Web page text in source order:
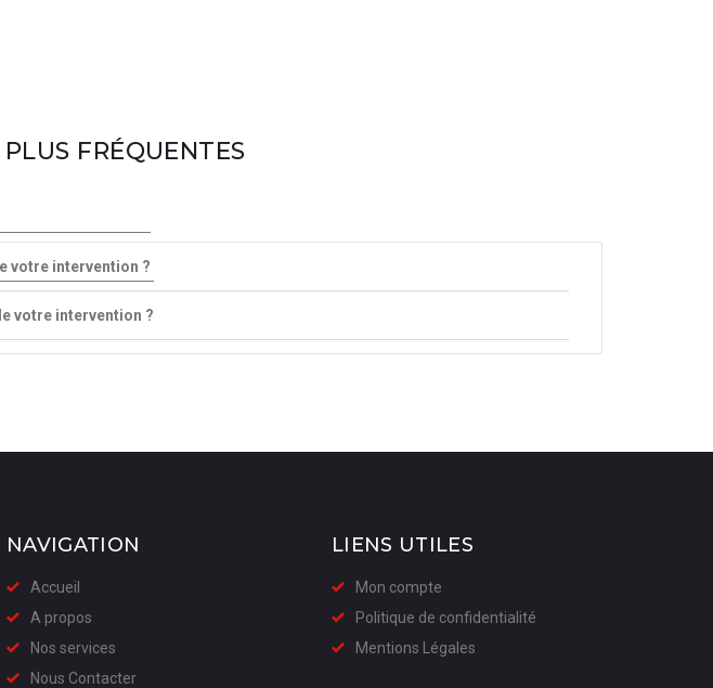
FRÉQUENTES
votre intervention ?
votre intervention ?
NAVIGATION
Accueil
A propos
Nos services
Nous Contacter
LIENS UTILES
Mon compte
Politique de confidentialité
Mentions Légales